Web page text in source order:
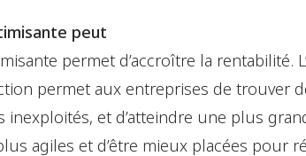
peut
permet d’accroître la rentabilité.
permet aux entreprises de trouver
inexploités, et d’atteindre une plus
agiles et d’être mieux placées pour